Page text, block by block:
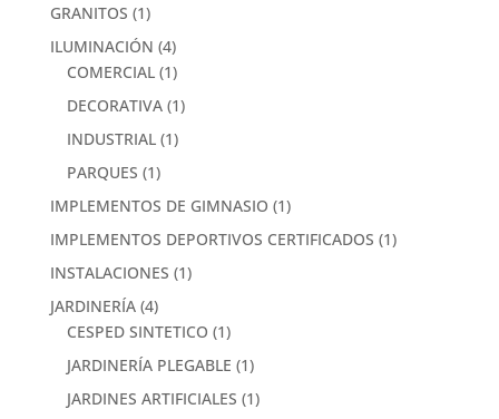
GRANITOS (1)
ILUMINACIÓN (4)
COMERCIAL (1)
DECORATIVA (1)
INDUSTRIAL (1)
PARQUES (1)
IMPLEMENTOS DE GIMNASIO (1)
IMPLEMENTOS DEPORTIVOS CERTIFICADOS (1)
INSTALACIONES (1)
JARDINERÍA (4)
CESPED SINTETICO (1)
JARDINERÍA PLEGABLE (1)
JARDINES ARTIFICIALES (1)